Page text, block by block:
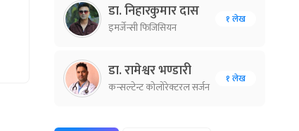
डा. निहारकुमार दास
इमर्जेन्सी फिजिसियन
१ लेख
डा. रामेश्वर भण्डारी
कन्सल्टेन्ट कोलोरेक्टरल सर्जन
१ लेख